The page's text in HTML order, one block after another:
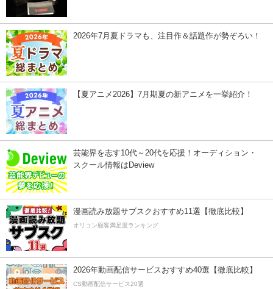
2026年7月夏ドラマも、注目作＆話題作が勢ぞろい！
【夏アニメ2026】7月期夏の新アニメを一挙紹介！
芸能界を志す10代～20代を応援！オーディション・
スクール情報はDeview
漫画読み放題サブスクおすすめ11選【徹底比較】
オリコン顧客満足度ランキング
2026年動画配信サービスおすすめ40選【徹底比較】
CS動画配信サービス20選